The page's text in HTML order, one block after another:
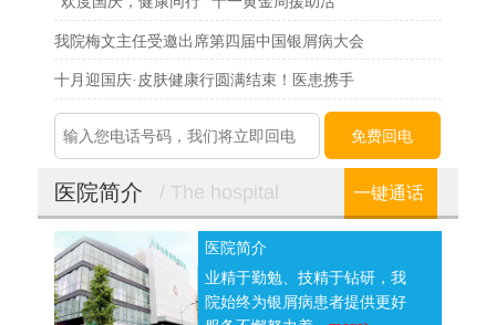
我院梅文主任受邀出席第四届中国银屑病大会
十月迎国庆·皮肤健康行圆满结束！医患携手
医院简介 / The hospital 一键通话
医院简介
业精于勤勉、技精于钻研，我
院始终为银屑病患者提供更好